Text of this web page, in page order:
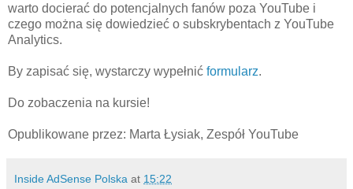
warto docierać do potencjalnych fanów poza YouTube i
czego można się dowiedzieć o subskrybentach z YouTube
Analytics.
By zapisać się, wystarczy wypełnić formularz.
Do zobaczenia na kursie!
Opublikowane przez: Marta Łysiak, Zespół YouTube
Inside AdSense Polska at 15:22